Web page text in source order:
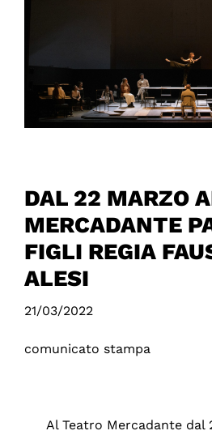
DAL 22 MARZO
MERCADANTE
FIGLI REGIA
ALESI
21/03/2022
comunicato stampa
Al Teatro Mercadante dal